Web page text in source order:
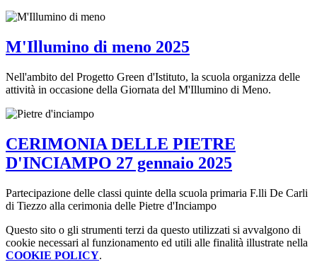
M'Illumino di meno 2025
Nell'ambito del Progetto Green d'Istituto, la scuola organizza delle
attività in occasione della Giornata del M'Illumino di Meno.
CERIMONIA DELLE PIETRE
D'INCIAMPO 27 gennaio 2025
Partecipazione delle classi quinte della scuola primaria F.lli De Carli
di Tiezzo alla cerimonia delle Pietre d'Inciampo
Questo sito o gli strumenti terzi da questo utilizzati si avvalgono di
cookie necessari al funzionamento ed utili alle finalità illustrate nella
COOKIE POLICY.